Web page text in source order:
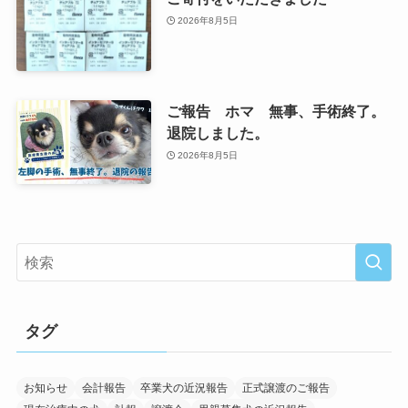
2026年8月5日
ご報告 ホマ 無事、手術終了。
退院しました。
2026年8月5日
タグ
お知らせ 会計報告 卒業犬の近況報告
正式譲渡のご報告